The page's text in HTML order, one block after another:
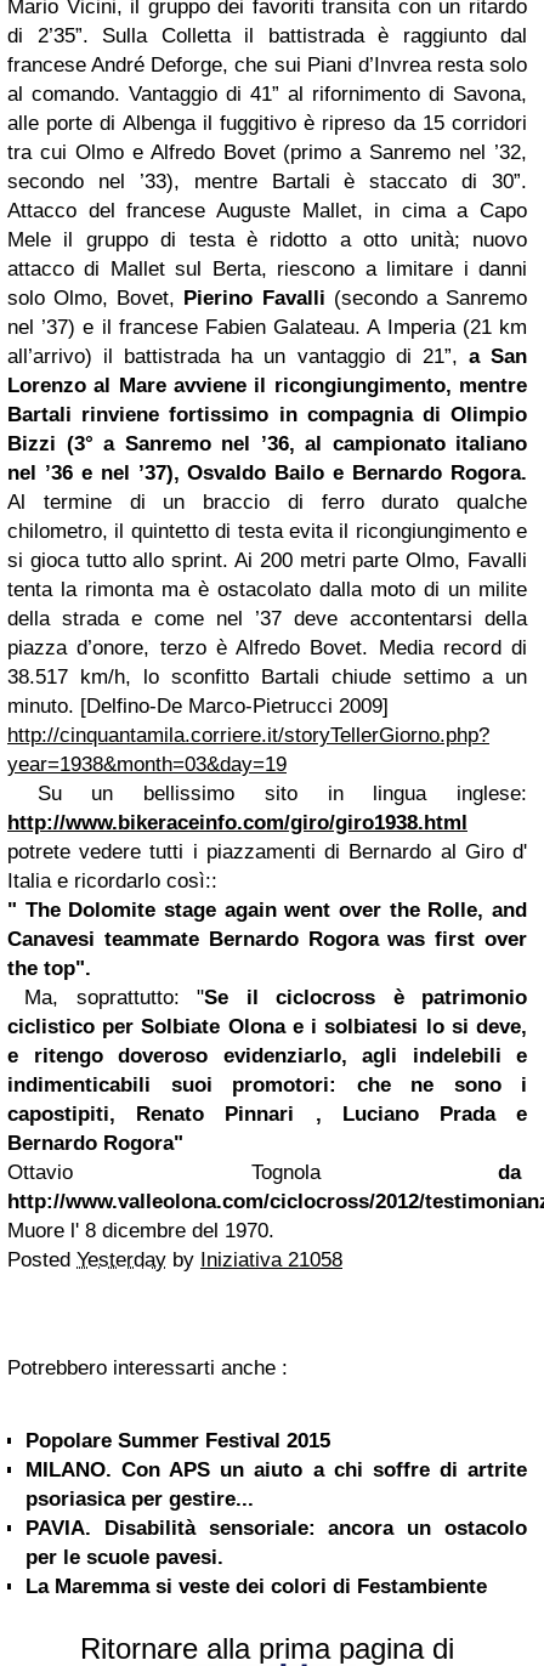
Mario Vicini, il gruppo dei favoriti transita con un ritardo
di 2’35”. Sulla Colletta il battistrada è raggiunto dal
francese André Deforge, che sui Piani d’Invrea resta solo
al comando. Vantaggio di 41” al rifornimento di Savona,
alle porte di Albenga il fuggitivo è ripreso da 15 corridori
tra cui Olmo e Alfredo Bovet (primo a Sanremo nel ’32,
secondo nel ’33), mentre Bartali è staccato di 30”.
Attacco del francese Auguste Mallet, in cima a Capo
Mele il gruppo di testa è ridotto a otto unità; nuovo
attacco di Mallet sul Berta, riescono a limitare i danni
solo Olmo, Bovet, Pierino Favalli (secondo a Sanremo
nel ’37) e il francese Fabien Galateau. A Imperia (21 km
all’arrivo) il battistrada ha un vantaggio di 21”, a San
Lorenzo al Mare avviene il ricongiungimento, mentre
Bartali rinviene fortissimo in compagnia di Olimpio
Bizzi (3° a Sanremo nel ’36, al campionato italiano
nel ’36 e nel ’37), Osvaldo Bailo e Bernardo Rogora.
Al termine di un braccio di ferro durato qualche
chilometro, il quintetto di testa evita il ricongiungimento e
si gioca tutto allo sprint. Ai 200 metri parte Olmo, Favalli
tenta la rimonta ma è ostacolato dalla moto di un milite
della strada e come nel ’37 deve accontentarsi della
piazza d’onore, terzo è Alfredo Bovet. Media record di
38.517 km/h, lo sconfitto Bartali chiude settimo a un
minuto. [Delfino-De Marco-Pietrucci 2009]
http://cinquantamila.corriere.it/storyTellerGiorno.php?
year=1938&month=03&day=19
Su un bellissimo sito in lingua inglese:
http://www.bikeraceinfo.com/giro/giro1938.html
potrete vedere tutti i piazzamenti di Bernardo al Giro d'
Italia e ricordarlo così::
" The Dolomite stage again went over the Rolle, and
Canavesi teammate Bernardo Rogora was first over
the top".
Ma, soprattutto: "Se il ciclocross è patrimonio
ciclistico per Solbiate Olona e i solbiatesi lo si deve,
e ritengo doveroso evidenziarlo, agli indelebili e
indimenticabili suoi promotori: che ne sono i
capostipiti, Renato Pinnari , Luciano Prada e
Bernardo Rogora"
Ottavio Tognola
da
http://www.valleolona.com/ciclocross/2012/
Muore l' 8 dicembre del 1970.
Posted Yesterday by Iniziativa 21058
Potrebbero interessarti anche :
Popolare Summer Festival 2015
MILANO. Con APS un aiuto a chi soffre di artrite
psoriasica per gestire...
PAVIA. Disabilità sensoriale: ancora un ostacolo
per le scuole pavesi.
La Maremma si veste dei colori di Festambiente
Ritornare alla prima pagina di